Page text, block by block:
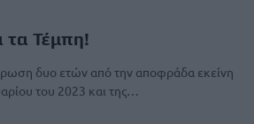
τα Τέμπη!
δυο ετών από την αποφράδα εκείνη
του 2023 και της…